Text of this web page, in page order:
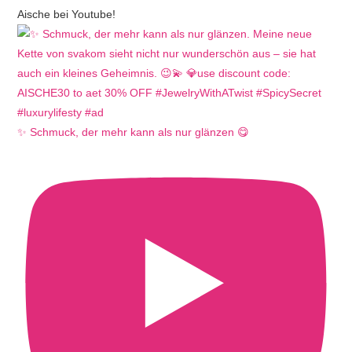
Aische bei Youtube!
✨ Schmuck, der mehr kann als nur glänzen 😋